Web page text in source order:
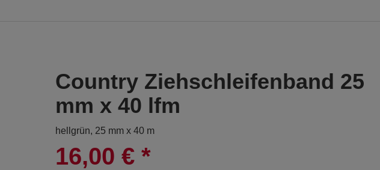
Country Ziehschleifenband 25
mm x 40 lfm
hellgrün, 25 mm x 40 m
16,00 € *